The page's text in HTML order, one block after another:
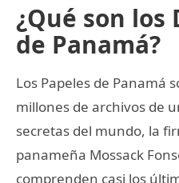
¿Qué son los
de Panamá?
Los Papeles de Panamá
millones de archivos de
secretas del mundo, la
panameña Mossack
comprenden casi los